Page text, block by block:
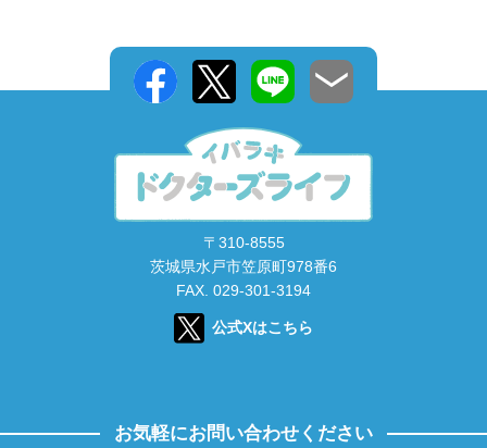
〒310-8555
茨城県水戸市笠原町978番6
FAX. 029-301-3194
公式Xはこちら
お気軽にお問い合わせください